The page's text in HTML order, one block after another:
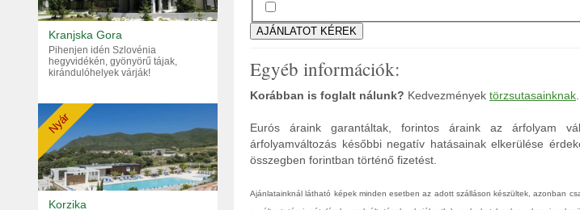
Kranjska Gora
Pihenjen idén Szlovénia
hegyvidékén, gyönyörű tájak,
kirándulóhelyek várják!
Nyár
Korzika
Egyéb információk:
Korábban is foglalt nálunk? Kedvezmények törzsutasainknak.
Eurós áraink garantáltak, forintos áraink az árfolyam
árfolyamváltozás későbbi negatív hatásainak elkerülése
összegben forintban történő fizetést.
Ajánlatainknál látható képek minden esetben az adott szálláson készültek, azonban